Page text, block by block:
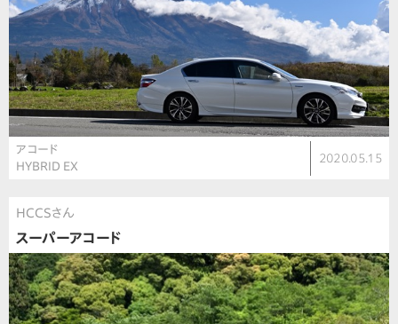
アコード
HYBRID EX
2020.05.15
HCCSさん
スーパーアコード